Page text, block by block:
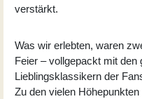
verstärkt.
Was wir erlebten, waren
Feier – vollgepackt mit den
Lieblingsklassikern der
Zu den vielen